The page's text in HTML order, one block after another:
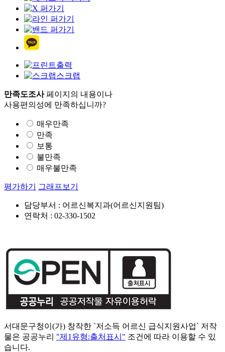
출력
스크랩
만족도조사페이지의 내용이나
사용편의성에 만족하십니까?
매우만족
만족
보통
불만족
매우불만족
평가하기 그래프보기
담당부서 : 어르신복지과(어르신지원팀)
연락처 : 02-330-1502
서대문구청이(가) 창작한 `저소득 어르신 급식지원사업` 저작
물은 공공누리 "제1유형:출처표시" 조건에 따라 이용할 수 있
습니다.